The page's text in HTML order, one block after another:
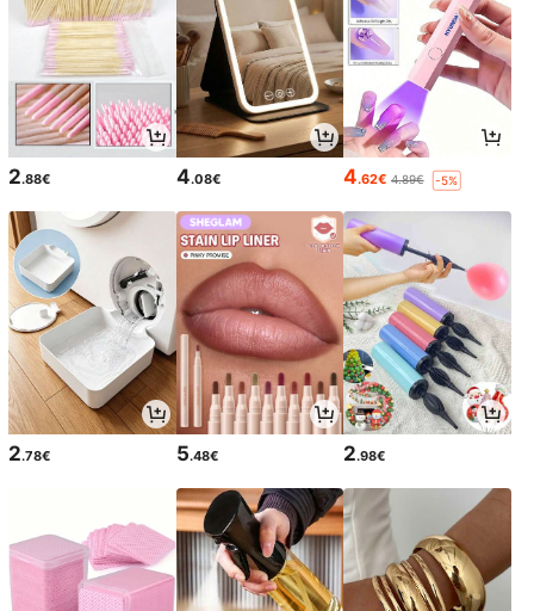
2.88€ 4.08€ 4.62€ 4.89€ -5%
2.78€ 5.48€ 2.98€